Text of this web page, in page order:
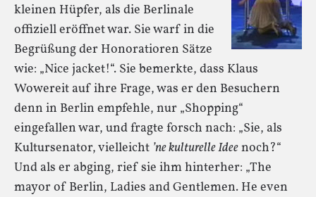
kleinen Hüpfer, als die Berlinale
offiziell eröffnet war. Sie warf in die
Begrüßung der Honoratioren Sätze
wie: „Nice jacket!“. Sie bemerkte, dass Klaus
Wowereit auf ihre Frage, was er den Besuchern
denn in Berlin empfehle, nur „Shopping“
eingefallen war, und fragte forsch nach: „Sie, als
Kultursenator, vielleicht ’ne kulturelle Ideenoch?“
Und als er abging, rief sie ihm hinterher: „The
mayor of Berlin, Ladies and Gentlemen. He even